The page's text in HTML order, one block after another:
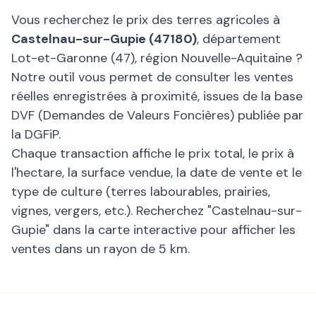
Vous recherchez le prix des terres agricoles à
Castelnau-sur-Gupie (47180), département
Lot-et-Garonne (47), région Nouvelle-Aquitaine ?
Notre outil vous permet de consulter les ventes
réelles enregistrées à proximité, issues de la base
DVF (Demandes de Valeurs Foncières) publiée par
la DGFiP.
Chaque transaction affiche le prix total, le prix à
l'hectare, la surface vendue, la date de vente et le
type de culture (terres labourables, prairies,
vignes, vergers, etc.). Recherchez "Castelnau-sur-
Gupie" dans la carte interactive pour afficher les
ventes dans un rayon de 5 km.